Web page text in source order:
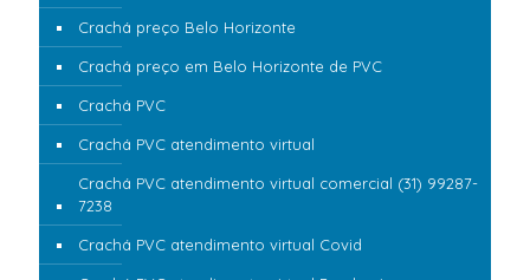
Crachá preço Belo Horizonte
Crachá preço em Belo Horizonte de PVC
Crachá PVC
Crachá PVC atendimento virtual
Crachá PVC atendimento virtual comercial (31) 99287-
7238
Crachá PVC atendimento virtual Covid